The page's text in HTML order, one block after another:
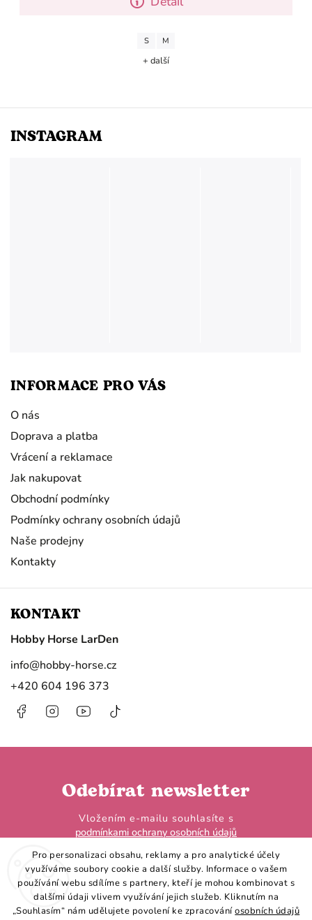
Pro personalizaci obsahu, reklamy a pro analytické účely
využíváme soubory cookie a další služby. Informace o vašem
používání webu sdílíme s partnery, kteří je mohou kombinovat s
dalšími údaji vlivem využívání jejich služeb. Kliknutím na
„Souhlasím“ nám udělujete povolení ke zpracováníosobních údajů
S M
+ další
INSTAGRAM
Odebírat newsletter
Vložením e-mailu souhlasíte s
podmínkami ochrany osobních údajů
INFORMACE PRO VÁS
O nás
Doprava a platba
Vrácení a reklamace
Jak nakupovat
Obchodní podmínky
Podmínky ochrany osobních údajů
Naše prodejny
Kontakty
KONTAKT
Hobby Horse LarDen
info@hobby-horse.cz
+420 604 196 373
FacebookInstagramhttps://www.youtube.com/